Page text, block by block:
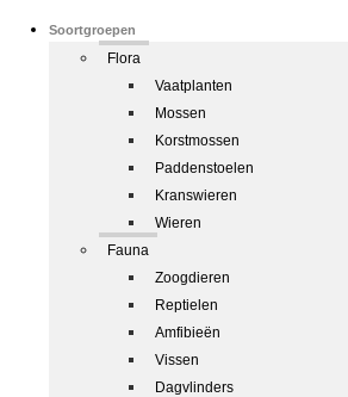
Soortgroepen
Flora
Vaatplanten
Mossen
Korstmossen
Paddenstoelen
Kranswieren
Wieren
Fauna
Zoogdieren
Reptielen
Amfibieën
Vissen
Dagvlinders